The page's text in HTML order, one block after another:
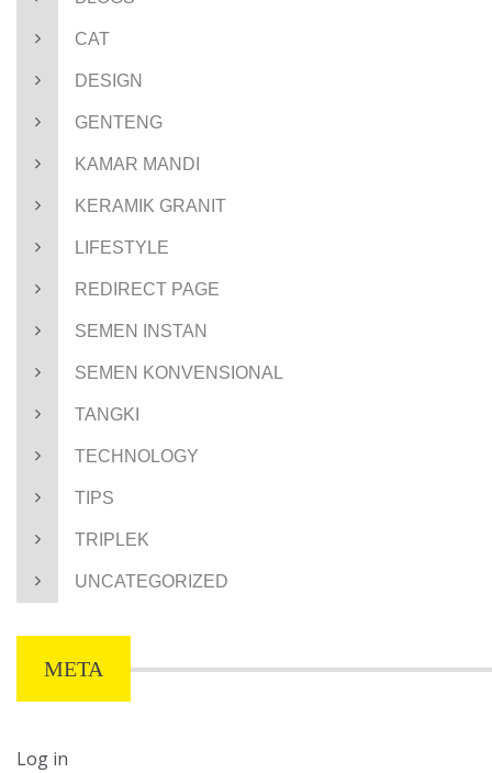
CAT
DESIGN
GENTENG
KAMAR MANDI
KERAMIK GRANIT
LIFESTYLE
REDIRECT PAGE
SEMEN INSTAN
SEMEN KONVENSIONAL
TANGKI
TECHNOLOGY
TIPS
TRIPLEK
UNCATEGORIZED
META
Log in